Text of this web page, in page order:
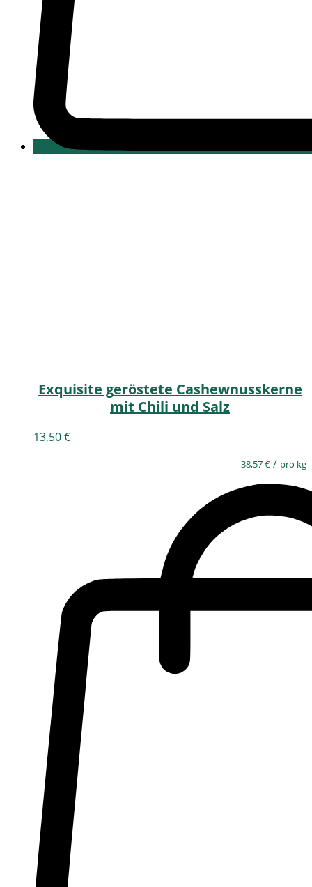
Exquisite geröstete Cashewnusskerne
mit Chili und Salz
13,50€
38,57€ / pro kg